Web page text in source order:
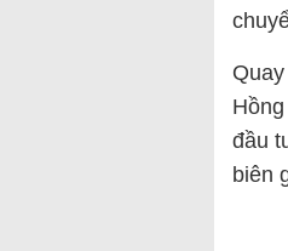
đầu
biên